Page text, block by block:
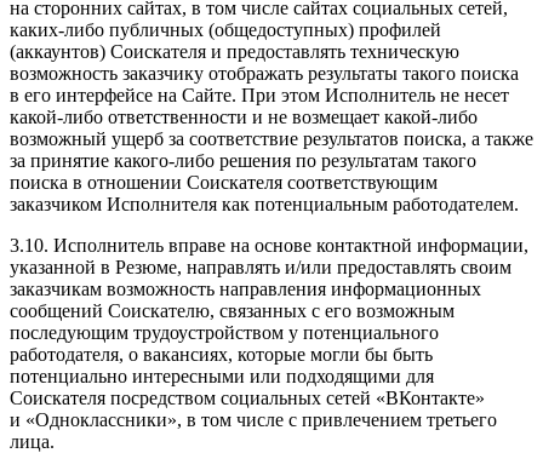
на сторонних сайтах, в том числе сайтах социальных сетей,
каких-либо публичных (общедоступных) профилей
(аккаунтов) Соискателя и предоставлять техническую
возможность заказчику отображать результаты такого поиска
в его интерфейсе на Сайте. При этом Исполнитель не несет
какой-либо ответственности и не возмещает какой-либо
возможный ущерб за соответствие результатов поиска, а также
за принятие какого-либо решения по результатам такого
поиска в отношении Соискателя соответствующим
заказчиком Исполнителя как потенциальным работодателем.
3.10. Исполнитель вправе на основе контактной информации,
указанной в Резюме, направлять и/или предоставлять своим
заказчикам возможность направления информационных
сообщений Соискателю, связанных с его возможным
последующим трудоустройством у потенциального
работодателя, о вакансиях, которые могли бы быть
потенциально интересными или подходящими для
Соискателя посредством социальных сетей «ВКонтакте»
и «Одноклассники», в том числе с привлечением третьего
лица.